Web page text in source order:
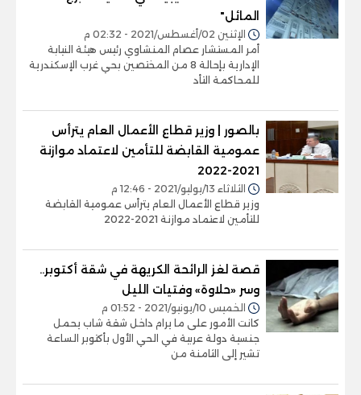
المائل"
الإثنين 02/أغسطس/2021 - 02:32 م
أمر المستشار عصام المنشاوي رئيس هيئة النيابة
الإدارية بإحالة 8 من المختصين بحي غرب الإسكندرية
للمحاكمة التأد
بالصور | وزير قطاع الأعمال العام يترأس
عمومية القابضة للتأمين لاعتماد موازنة
2021-2022
الثلاثاء 13/يوليو/2021 - 12:46 م
وزير قطاع الأعمال العام يترأس عمومية القابضة
للتأمين لاعتماد موازنة 2021-2022
قصة لغز الرائحة الكريهة في شقة أكتوبر..
وسر «حلاوة» وفتيات الليل
الخميس 10/يونيو/2021 - 01:52 م
كانت الأمور على ما يرام داخل شقة شاب يحمل
جنسية دولة عربية في الحي الأول بأكتوبر الساعة
تشير إلى الثامنة من